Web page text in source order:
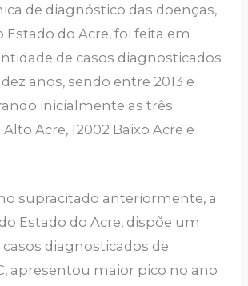
de diagnóstico das doenças,
Estado do Acre, foi feita em
de casos diagnosticados
anos, sendo entre 2013 e
inicialmente as três
Alto Acre, 12002 Baixo Acre e
supracitado anteriormente, a
Estado do Acre, dispõe um
diagnosticados de
apresentou maior pico no ano